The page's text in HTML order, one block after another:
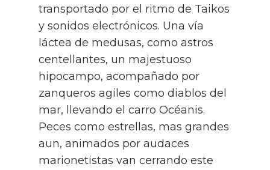
transportado por el ritmo de Taikos
y sonidos electrónicos. Una vía
láctea de medusas, como astros
centellantes, un majestuoso
hipocampo, acompañado por
zanqueros agiles como diablos del
mar, llevando el carro Océanis.
Peces como estrellas, mas grandes
aun, animados por audaces
marionetistas van cerrando este